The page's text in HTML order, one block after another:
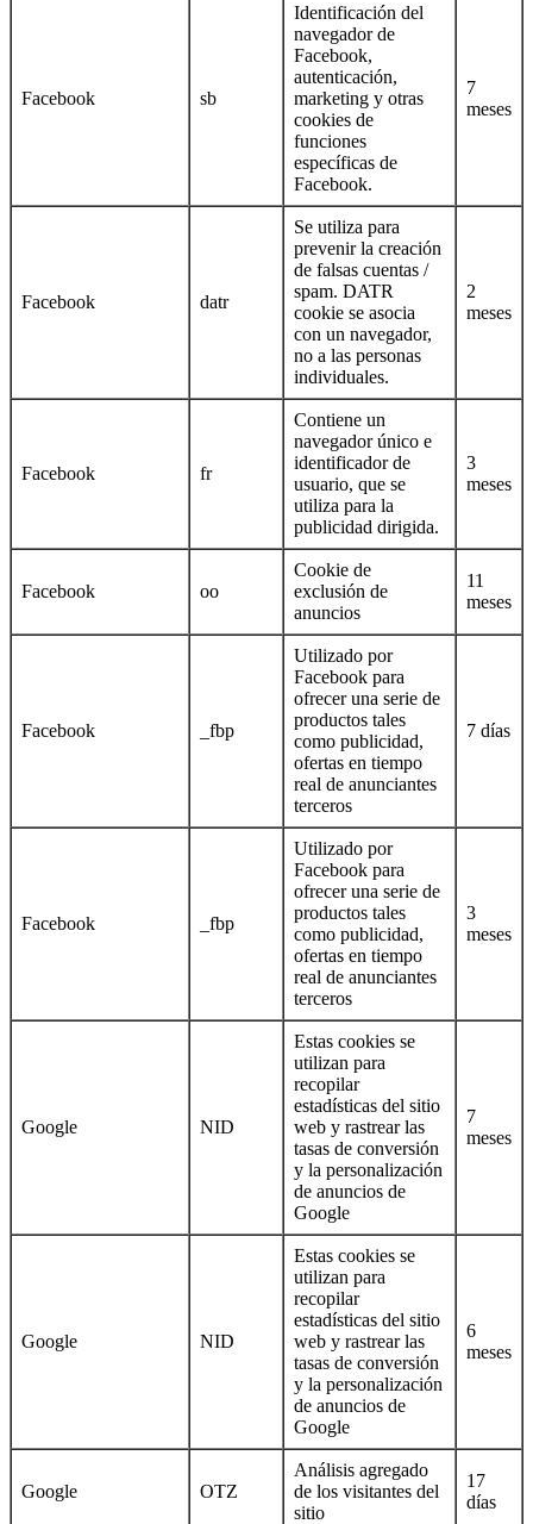
Facebook sb
Identificación del
navegador de
Facebook,
autenticación,
marketing y otras
cookies de
funciones
específicas de
Facebook.
7
meses
Facebook datr
Se utiliza para
prevenir la creación
de falsas cuentas /
spam. DATR
cookie se asocia
con un navegador,
no a las personas
individuales.
2
meses
Facebook fr
Contiene un
navegador único e
identificador de
usuario, que se
utiliza para la
publicidad dirigida.
3
meses
Facebook oo
Cookie de
exclusión de
anuncios
11
meses
Facebook _fbp
Utilizado por
Facebook para
ofrecer una serie de
productos tales
como publicidad,
ofertas en tiempo
real de anunciantes
terceros
7 días
Facebook _fbp
Utilizado por
Facebook para
ofrecer una serie de
productos tales
como publicidad,
ofertas en tiempo
real de anunciantes
terceros
3
meses
Google NID
Estas cookies se
utilizan para
recopilar
estadísticas del sitio
web y rastrear las
tasas de conversión
y la personalización
de anuncios de
Google
7
meses
Google NID
Estas cookies se
utilizan para
recopilar
estadísticas del sitio
web y rastrear las
tasas de conversión
y la personalización
de anuncios de
Google
6
meses
Google OTZ
Análisis agregado
de los visitantes del
sitio
17
días